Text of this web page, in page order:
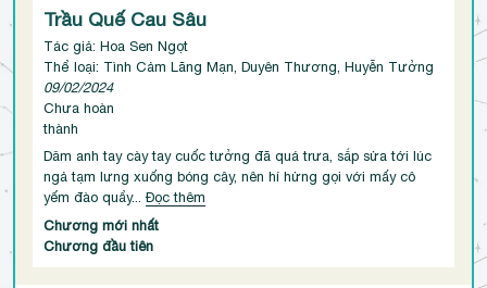
Trầu Quế Cau Sâu
Tác giả: Hoa Sen Ngọt
Thể loại: Tình Cảm Lãng Mạn, Duyên Thương, Huyễn Tưởng
09/02/2024
Chưa hoàn
thành
Dăm anh tay cày tay cuốc tưởng đã quá trưa, sắp sửa tới lúc
ngả tạm lưng xuống bóng cây, nên hí hửng gọi với mấy cô
yếm đào quẩy... Đọc thêm
Chương mới nhất
Chương đầu tiên